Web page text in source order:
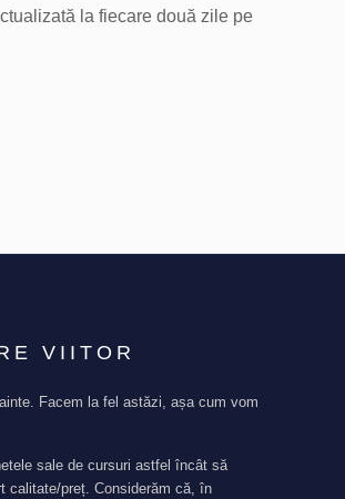
la fiecare două zile pe
VIITOR
Facem la fel astăzi, așa cum vom
sale de cursuri astfel încât să
calitate/preț. Considerăm că, în